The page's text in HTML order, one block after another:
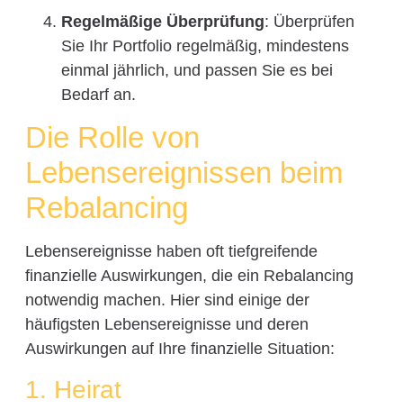
Regelmäßige Überprüfung: Überprüfen
Sie Ihr Portfolio regelmäßig, mindestens
einmal jährlich, und passen Sie es bei
Bedarf an.
Die Rolle von
Lebensereignissen beim
Rebalancing
Lebensereignisse haben oft tiefgreifende
finanzielle Auswirkungen, die ein Rebalancing
notwendig machen. Hier sind einige der
häufigsten Lebensereignisse und deren
Auswirkungen auf Ihre finanzielle Situation:
1. Heirat